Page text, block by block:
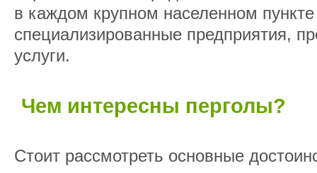
в каждом крупном населенном пункте
специализированные предприятия,
услуги.
Чем интересны перголы?
Стоит рассмотреть основные